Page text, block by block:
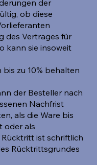
der
ob diese
des Vertrages für
kann sie insoweit
zu 10% behalten
der Besteller nach
Nachfrist
als die Ware bis
oder als
ist schriftlich
Rücktrittsgrundes